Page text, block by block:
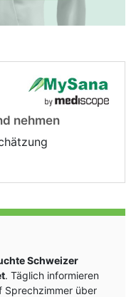
nehmen
Schweizer
. Täglich informieren
Sprechzimmer über